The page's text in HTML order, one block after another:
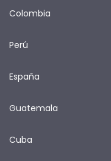
Colombia
Perú
España
Guatemala
Cuba